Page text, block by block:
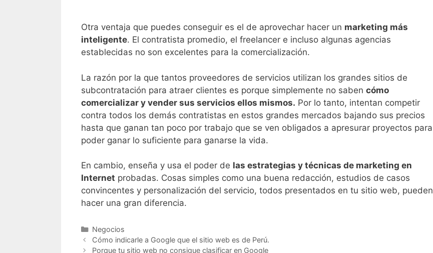
Otra ventaja que puedes conseguir es el de aprovechar hacer un marketing más
inteligente. El contratista promedio, el freelancer e incluso algunas agencias
establecidas no son excelentes para la comercialización.
La razón por la que tantos proveedores de servicios utilizan los grandes sitios de
subcontratación para atraer clientes es porque simplemente no saben cómo
comercializar y vender sus servicios ellos mismos. Por lo tanto, intentan competir
contra todos los demás contratistas en estos grandes mercados bajando sus precios
hasta que ganan tan poco por trabajo que se ven obligados a apresurar proyectos para
poder ganar lo suficiente para ganarse la vida.
En cambio, enseña y usa el poder de las estrategias y técnicas de marketing en
Internet probadas. Cosas simples como una buena redacción, estudios de casos
convincentes y personalización del servicio, todos presentados en tu sitio web, pueden
hacer una gran diferencia.
Negocios
Cómo indicarle a Google que el sitio web es de Perú.
Porque tu sitio web no consigue clasificar en Google